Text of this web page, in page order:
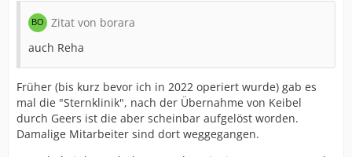
Zitat von borara
auch Reha
Früher (bis kurz bevor ich in 2022 operiert wurde) gab es
mal die "Sternklinik", nach der Übernahme von Keibel
durch Geers ist die aber scheinbar aufgelöst worden.
Damalige Mitarbeiter sind dort weggegangen.